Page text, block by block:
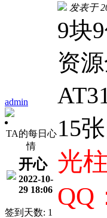
admin
TA的每日心
情
开心
2022-10-
29 18:06
签到天数: 1
发表于
9块
资源
15
光
QQ